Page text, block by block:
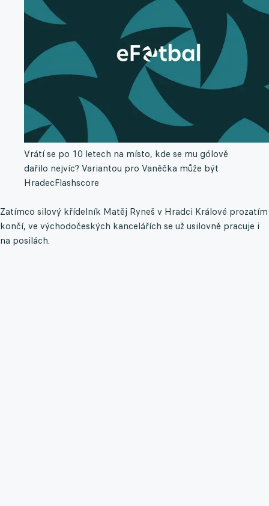
Vrátí se po 10 letech na místo, kde se mu gólově
dařilo nejvíc? Variantou pro Vaněčka může být
HradecFlashscore
Zatímco silový křídelník Matěj Ryneš v Hradci Králové prozatím
končí, ve východočeských kancelářích se už usilovně pracuje i
na posilách.